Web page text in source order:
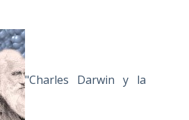
"Charles Darwin y la